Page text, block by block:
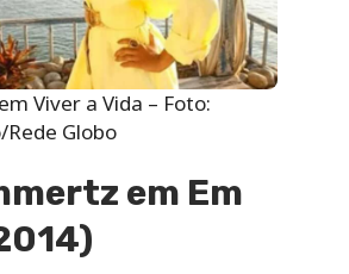
Viver a Vida – Foto:
Globo
em Em